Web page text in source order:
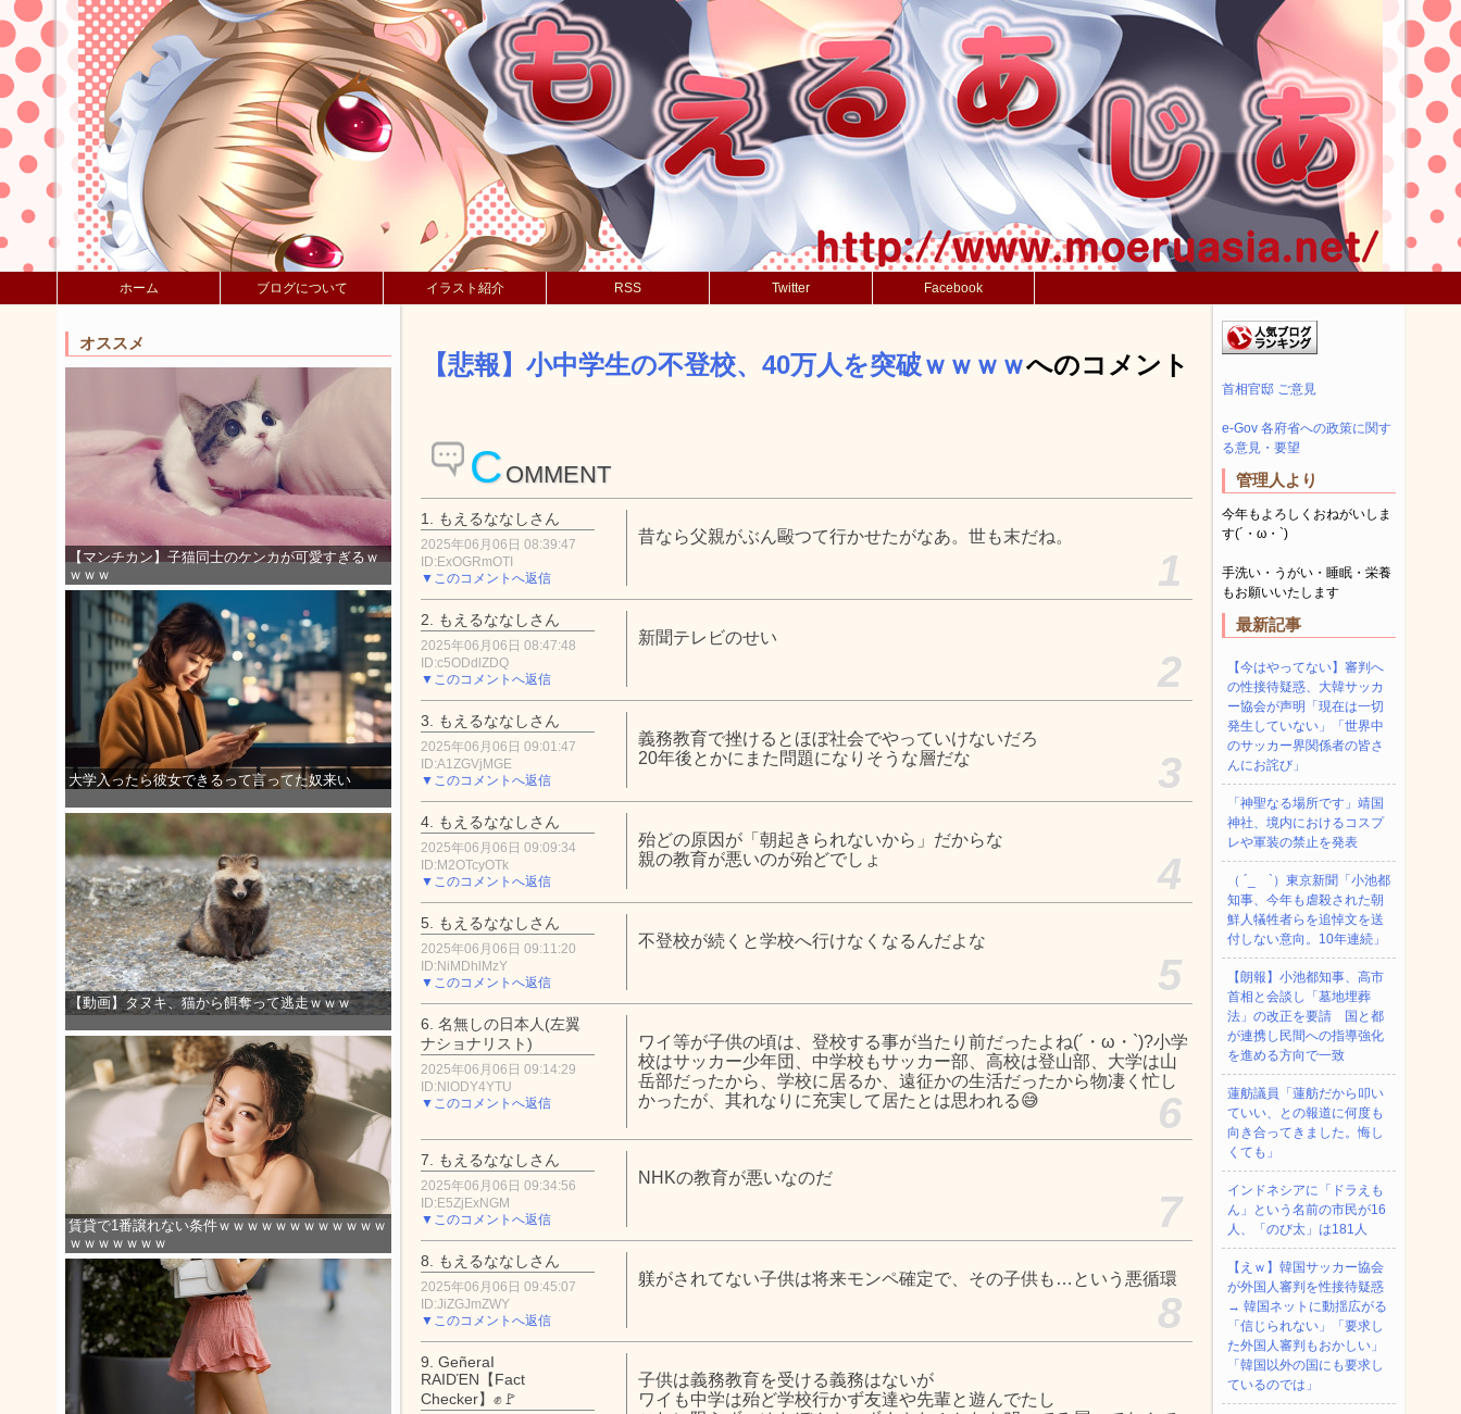
ホーム ブログについて イラスト紹介 RSS Twitter Facebook
オススメ
【マンチカン】子猫同士のケンカが可愛すぎるｗ
ｗｗｗ
大学入ったら彼女できるって言ってた奴来い
【動画】タヌキ、猫から餌奪って逃走ｗｗｗ
賃貸で1番譲れない条件ｗｗｗｗｗｗｗｗｗｗｗｗ
ｗｗｗｗｗｗｗ
【悲報】小中学生の不登校、40万人を突破ｗｗｗｗへのコメント
C OMMENT
1. もえるななしさん
2025年06月06日 08:39:47
ID:ExOGRmOTI
▼このコメントへ返信
昔なら父親がぶん毆つて行かせたがなあ。世も末だね。
1
2. もえるななしさん
2025年06月06日 08:47:48
ID:c5ODdlZDQ
▼このコメントへ返信
新聞テレビのせい
2
3. もえるななしさん
2025年06月06日 09:01:47
ID:A1ZGVjMGE
▼このコメントへ返信
義務教育で挫けるとほぼ社会でやっていけないだろ
20年後とかにまた問題になりそうな層だな
3
4. もえるななしさん
2025年06月06日 09:09:34
ID:M2OTcyOTk
▼このコメントへ返信
殆どの原因が「朝起きられないから」だからな
親の教育が悪いのが殆どでしょ
4
5. もえるななしさん
2025年06月06日 09:11:20
ID:NiMDhlMzY
▼このコメントへ返信
不登校が続くと学校へ行けなくなるんだよな
5
6. 名無しの日本人(左翼
ナショナリスト)
2025年06月06日 09:14:29
ID:NlODY4YTU
▼このコメントへ返信
ワイ等が子供の頃は、登校する事が当たり前だったよね(´・ω・`)?小学
校はサッカー少年団、中学校もサッカー部、高校は登山部、大学は山
岳部だったから、学校に居るか、遠征かの生活だったから物凄く忙し
かったが、其れなりに充実して居たとは思われる😅
6
7. もえるななしさん
2025年06月06日 09:34:56
ID:E5ZjExNGM
▼このコメントへ返信
NHKの教育が悪いなのだ
7
8. もえるななしさん
2025年06月06日 09:45:07
ID:JiZGJmZWY
▼このコメントへ返信
躾がされてない子供は将来モンペ確定で、その子供も…という悪循環
8
9. GeñеrаΙ
RАIDΈΝ【Fасt
Chесkеr】✊🚩
子供は義務教育を受ける義務はないが
ワイも中学は殆ど学校行かず友達や先輩と遊んでたし
首相官邸 ご意見
e-Gov 各府省への政策に関す
る意見・要望
管理人より
今年もよろしくおねがいしま
す(´・ω・`)
手洗い・うがい・睡眠・栄養
もお願いいたします
最新記事
【今はやってない】審判へ
の性接待疑惑、大韓サッカ
ー協会が声明「現在は一切
発生していない」「世界中
のサッカー界関係者の皆さ
んにお詫び」
「神聖なる場所です」靖国
神社、境内におけるコスプ
レや軍装の禁止を発表
（ ´_ゝ`）東京新聞「小池都
知事、今年も虐殺された朝
鮮人犠牲者らを追悼文を送
付しない意向。10年連続」
【朗報】小池都知事、高市
首相と会談し「墓地埋葬
法」の改正を要請 国と都
が連携し民間への指導強化
を進める方向で一致
蓮舫議員「蓮舫だから叩い
ていい、との報道に何度も
向き合ってきました。悔し
くても」
インドネシアに「ドラえも
ん」という名前の市民が16
人、「のび太」は181人
【えｗ】韓国サッカー協会
が外国人審判を性接待疑惑
→ 韓国ネットに動揺広がる
「信じられない」「要求し
た外国人審判もおかしい」
「韓国以外の国にも要求し
ているのでは」